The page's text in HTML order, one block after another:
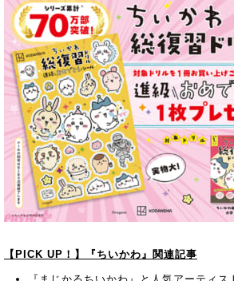
【PICK UP！】『ちいかわ』関連記事